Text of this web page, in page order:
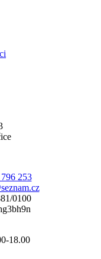
253
0100
18.00